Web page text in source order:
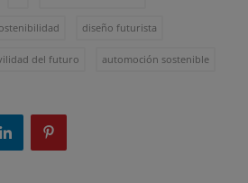
diseño futurista
del futuro automoción sostenible